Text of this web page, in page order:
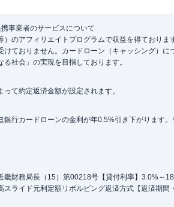
事業者のサービスについて
のアフィリエイトプログラムで収益を得ており
ておりません。カードローン（キャッシング）
社会」の実現を目指しております。
て約定返済金額が設定されます。
行カードローンの金利が年0.5%引き下がります。
財務局長（15）第00218号【貸付利率】3.0%～
ライド元利定額リボルビング返済方式【返済期